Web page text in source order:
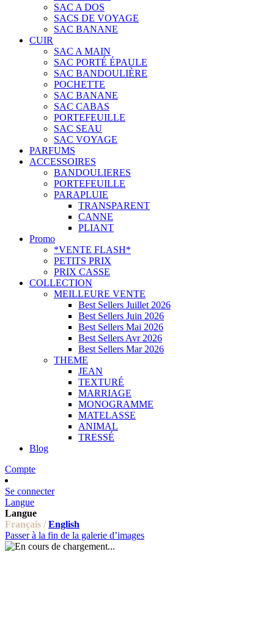
SAC A DOS
SACS DE VOYAGE
SAC BANANE
CUIR
SAC A MAIN
SAC PORTÉ ÉPAULE
SAC BANDOULIÈRE
POCHETTE
SAC BANANE
SAC CABAS
PORTEFEUILLE
SAC SEAU
SAC VOYAGE
PARFUMS
ACCESSOIRES
BANDOULIERES
PORTEFEUILLE
PARAPLUIE
TRANSPARENT
CANNE
PLIANT
Promo
*VENTE FLASH*
PETITS PRIX
PRIX CASSE
COLLECTION
MEILLEURE VENTE
Best Sellers Juillet 2026
Best Sellers Juin 2026
Best Sellers Mai 2026
Best Sellers Avr 2026
Best Sellers Mar 2026
THEME
JEAN
TEXTURÉ
MARRIAGE
MONOGRAMME
MATELASSE
ANIMAL
TRESSÉ
Blog
Compte
Se connecter
Langue
Langue
Français / English
Passer à la fin de la galerie d’images